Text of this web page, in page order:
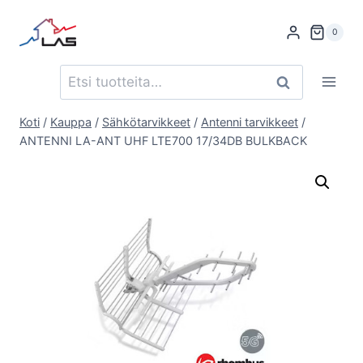
sisältöön
0
Etsi: Haku
Koti / Kauppa / Sähkötarvikkeet / Antenni tarvikkeet /
ANTENNI LA-ANT UHF LTE700 17/34DB BULKBACK